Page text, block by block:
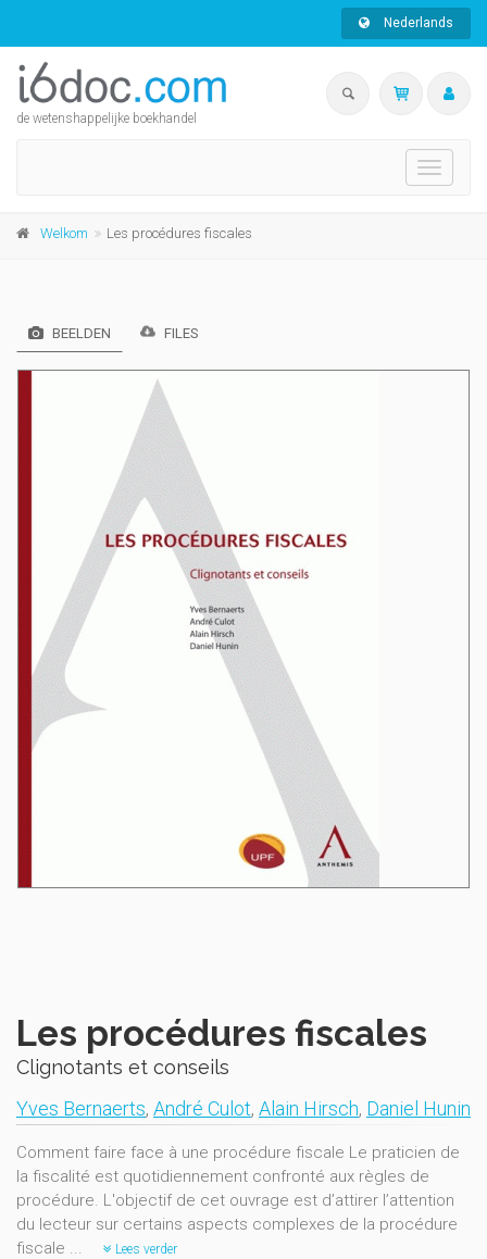
Nederlands
de wetenshappelijke boekhandel
Toggle
Welkom Les procédures fiscales
BEELDEN FILES
Les procédures fiscales
Clignotants et conseils
Yves Bernaerts, André Culot, Alain Hirsch, Daniel Hunin
Comment faire face à une procédure fiscale Le praticien de
la fiscalité est quotidiennement confronté aux règles de
procédure. L'objectif de cet ouvrage est d’attirer l’attention
du lecteur sur certains aspects complexes de la procédure
fiscale ...
Lees verder